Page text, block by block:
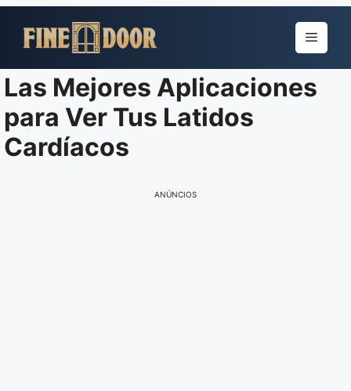
para
conteúdo
Menu
Las Mejores Aplicaciones
para Ver Tus Latidos
Cardíacos
ANÚNCIOS